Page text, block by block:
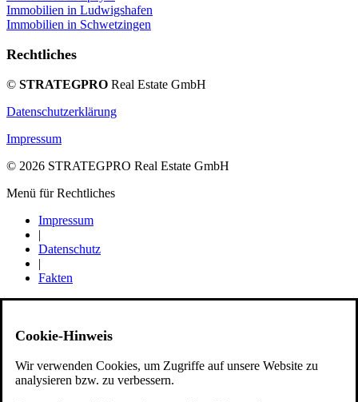
Immobilien in Ludwigshafen
Immobilien in Schwetzingen
Rechtliches
© STRATEGPRO Real Estate GmbH
Datenschutzerklärung
Impressum
© 2026 STRATEGPRO Real Estate GmbH
Menü für Rechtliches
Impressum
|
Datenschutz
|
Fakten
Cookie-Hinweis
Wir verwenden Cookies, um Zugriffe auf unsere Website zu
analysieren bzw. zu verbessern.